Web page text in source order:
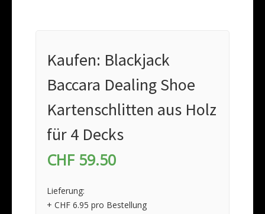
Kaufen: Blackjack
Baccara Dealing Shoe
Kartenschlitten aus Holz
für 4 Decks
CHF 59.50
Lieferung:
+ CHF 6.95 pro Bestellung